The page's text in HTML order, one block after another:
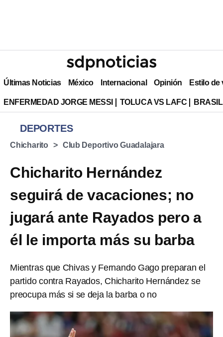
Últimas Noticias México Internacional Opinión Estilo de
ENFERMEDAD JORGE MESSI TOLUCA VS LAFC
DEPORTES
Chicharito Club Deportivo Guadalajara
Chicharito Hernández
seguirá de vacaciones; no
jugará ante Rayados pero a
él le importa más su barba
Mientras que Chivas y Fernando Gago preparan el
partido contra Rayados, Chicharito Hernández se
preocupa más si se deja la barba o no